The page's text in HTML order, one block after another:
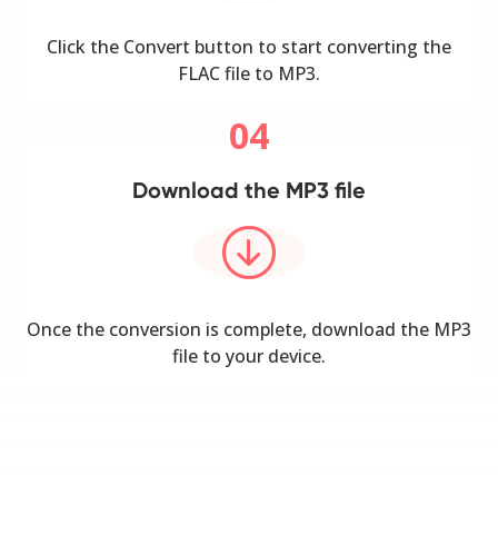
Click the Convert button to start converting the
FLAC file to MP3.
04
Download the MP3 file
Once the conversion is complete, download the MP3
file to your device.